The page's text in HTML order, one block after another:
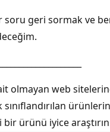
soru geri sormak ve
olmayan web
sınıflandırılan
ürünü iyice